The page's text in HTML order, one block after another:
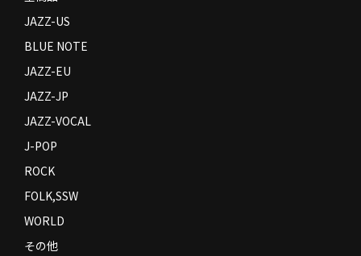
JAZZ-US
BLUE NOTE
JAZZ-EU
JAZZ-JP
JAZZ-VOCAL
J-POP
ROCK
FOLK,SSW
WORLD
その他